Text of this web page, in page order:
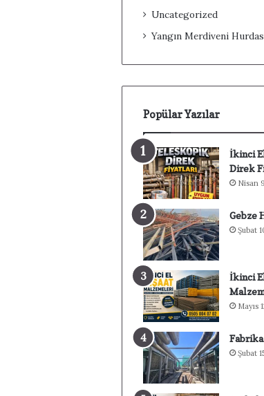
Uncategorized
Yangın Merdiveni
Popülar Yazılar
İkinci
Direk
Nisan
Gebze
Şubat
İkinci
Mayıs
Şubat